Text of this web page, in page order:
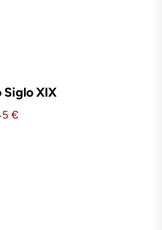
XIX
€